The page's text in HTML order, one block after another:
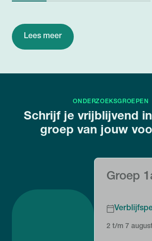
Lees meer
ONDERZOEKSGROEPEN
Schrijf je vrijblijvend
groep van jouw
Groep
2 t/m 7